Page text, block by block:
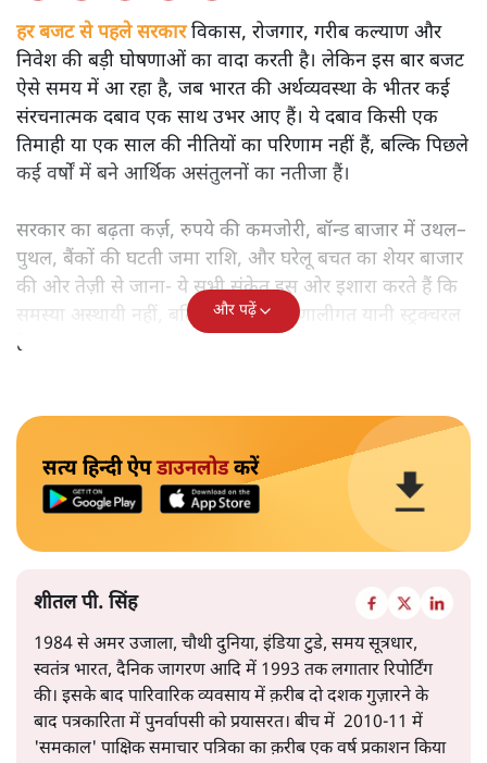
हर बजट से पहले सरकारविकास, रोजगार, गरीब कल्याण और
निवेश की बड़ी घोषणाओं का वादा करती है। लेकिन इस बार बजट
ऐसे समय में आ रहा है, जब भारत की अर्थव्यवस्था के भीतर कई
संरचनात्मक दबाव एक साथ उभर आए हैं। ये दबाव किसी एक
तिमाही या एक साल की नीतियों का परिणाम नहीं हैं, बल्कि पिछले
कई वर्षों में बने आर्थिक असंतुलनों का नतीजा हैं।
सरकार का बढ़ता कर्ज़, रुपये की कमजोरी, बॉन्ड बाजार में उथल–
पुथल, बैंकों की घटती जमा राशि, और घरेलू बचत का शेयर बाजार
की ओर तेज़ी से जाना- ये सभी संकेत इस ओर इशारा करते हैं कि
समस्या अस्थायी नहीं, बल्कि गहरी और प्रणालीगत यानी स्ट्रक्चरल
है।
और पढ़ें
सत्य हिन्दी ऐपडाउनलोडकरें
शीतल पी. सिंह
1984 से अमर उजाला, चौथी दुनिया, इंडिया टुडे, समय सूत्रधार,
स्वतंत्र भारत, दैनिक जागरण आदि में 1993 तक लगातार रिपोर्टिंग
की। इसके बाद पारिवारिक व्यवसाय में क़रीब दो दशक गुज़ारने के
बाद पत्रकारिता में पुनर्वापसी को प्रयासरत। बीच में 2010-11 में
'समकाल' पाक्षिक समाचार पत्रिका का क़रीब एक वर्ष प्रकाशन किया